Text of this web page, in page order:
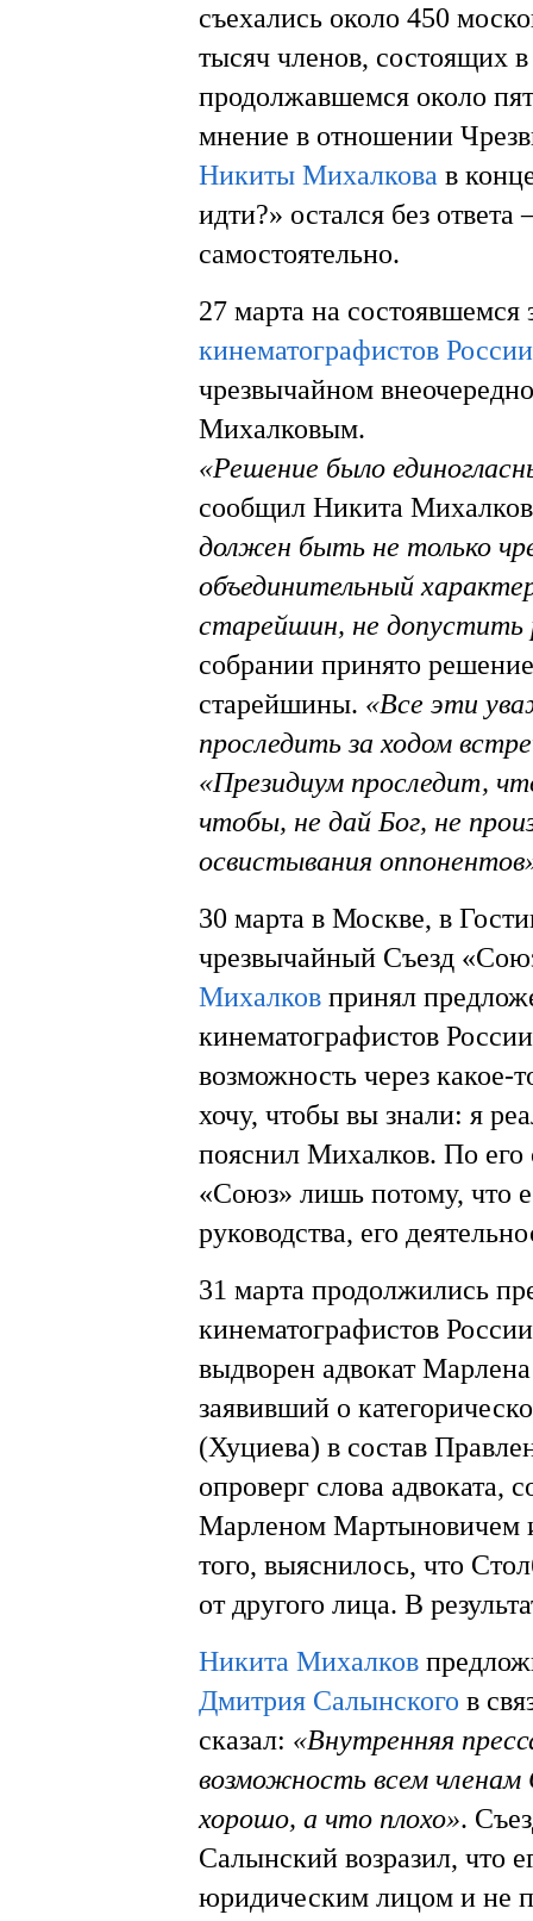
съехались около 450
тысяч членов, состоящих
продолжавшемся около
мнение в отношении
Никиты Михалкова в
идти?» остался без
самостоятельно.
27 марта на
кинематографистов
чрезвычайном
Михалковым.
«Решение было
сообщил Никита
должен быть не только
объединительный
старейшин, не допустить
собрании принято
старейшины. «Все эти
проследить за ходом
«Президиум проследит,
чтобы, не дай Бог, не
освистывания
30 марта в Москве, в
чрезвычайный Съезд
Михалков принял
кинематографистов
возможность через какое-
хочу, чтобы вы знали: я
пояснил Михалков. По его
«Союз» лишь потому, что
руководства, его
31 марта продолжились
кинематографистов
выдворен адвокат
заявивший о
(Хуциева) в состав
опроверг слова адвоката,
Марленом Мартыновичем
того, выяснилось, что
от другого лица. В
Никита Михалков
Дмитрия Салынского в
сказал: «Внутренняя
возможность всем
хорошо, а что плохо».
Салынский возразил, что
юридическим лицом и не